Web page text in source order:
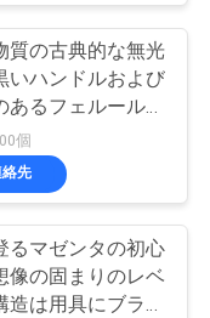
シ
質の古典的な無光
いハンドルおよび
あるフェルールが
いる必要な構造の
個
先
るマゼンタの初心
像の固まりのレベ
造は用具にブラシ